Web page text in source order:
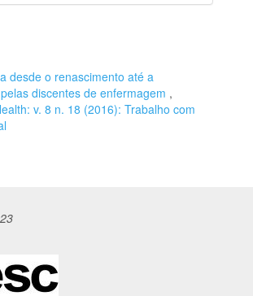
desde o renascimento até a
discentes de enfermagem ,
v. 8 n. 18 (2016): Trabalho com